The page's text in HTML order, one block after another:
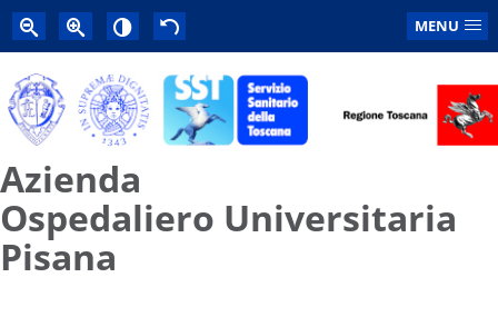
MENU
Azienda
Ospedaliero Universitaria
Pisana